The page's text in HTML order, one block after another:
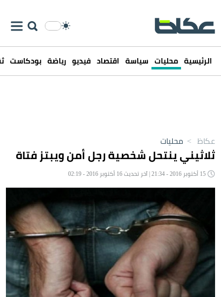
الرئيسية محليات سياسة اقتصاد فيديو رياضة بودكاست
عكاظ > محليات
ثلاثيني ينتحل شخصية رجل أمن ويبتز فتاة